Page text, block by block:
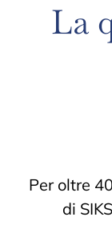
La
Per oltre
di